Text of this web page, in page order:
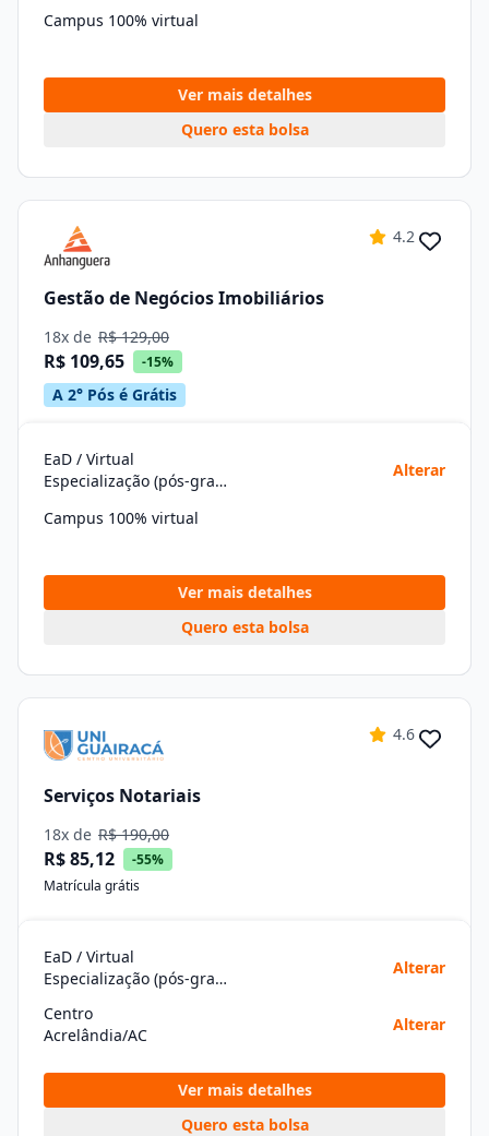
Campus 100% virtual
Ver mais detalhes
Quero esta bolsa
4.2
Gestão de Negócios Imobiliários
18x de R$ 129,00
R$ 109,65 -15%
A 2° Pós é Grátis
EaD / Virtual
Especialização (pós-graduação)
Alterar
Campus 100% virtual
Ver mais detalhes
Quero esta bolsa
4.6
Serviços Notariais
18x de R$ 190,00
R$ 85,12
-55%
Matrícula grátis
EaD / Virtual
Especialização (pós-graduação)
Alterar
Centro
Acrelândia/AC
Alterar
Ver mais detalhes
Quero esta bolsa